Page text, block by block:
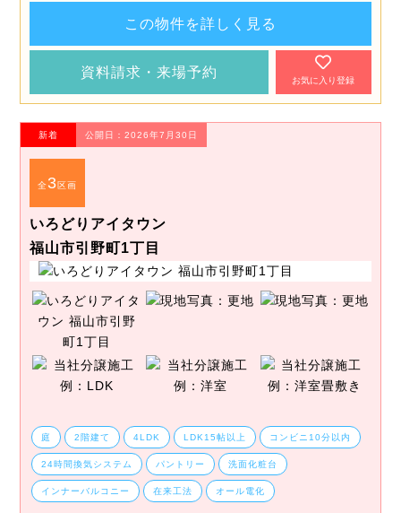
この物件を詳しく見る
資料請求・来場予約
お気に入り登録
新着 公開日：2026年7月30日
全3区画
いろどりアイタウン
福山市引野町1丁目
庭 2階建て 4LDK LDK15帖以上 コンビニ10分以内
24時間換気システム パントリー 洗面化粧台
インナーバルコニー 在来工法 オール電化